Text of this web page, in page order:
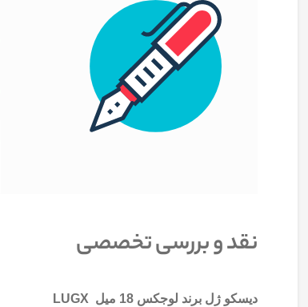
نقد و بررسی تخصصی
دیسکو ژل برند لوجکس 18 میل LUGX